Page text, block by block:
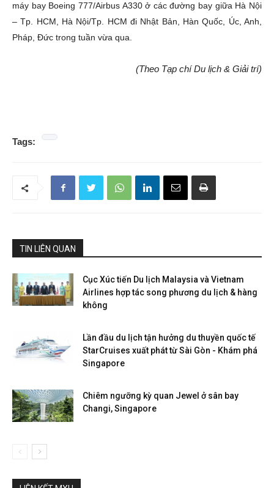
máy bay Boeing 777/Airbus A330 ở các đường bay giữa Hà Nội
– Tp. HCM, Hà Nội/Tp. HCM đi Nhật Bản, Hàn Quốc, Úc, Anh,
Pháp, Đức trong tuần vừa qua.
(Theo Tạp chí Du lịch & Giải trí)
Tags:
TIN LIÊN QUAN
Cục Xúc tiến Du lịch Malaysia và Vietnam
Airlines hợp tác song phương du lịch & hàng
không
Lần đầu du lịch tận hưởng du thuyền quốc tế
StarCruises xuất phát từ Sài Gòn - Khám phá
Singapore
Chiêm ngưỡng kỳ quan Jewel ở sân bay
Changi, Singapore